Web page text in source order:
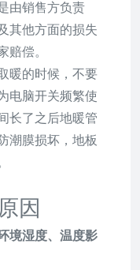
由销售方负责
其他方面的损失
偿。
暖的时候，不要
电脑开关频繁使
长了之后地暖管
潮膜损坏，地板
因
境湿度、温度影